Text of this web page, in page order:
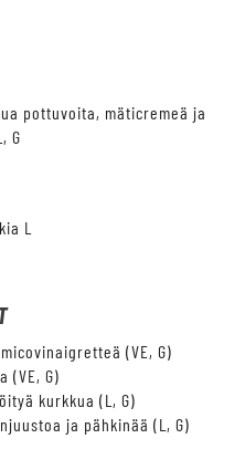
pottuvoita, mäticremeä ja
G
L
(VE, G)
(VE, G)
kurkkua (L, G)
ja pähkinää (L, G)